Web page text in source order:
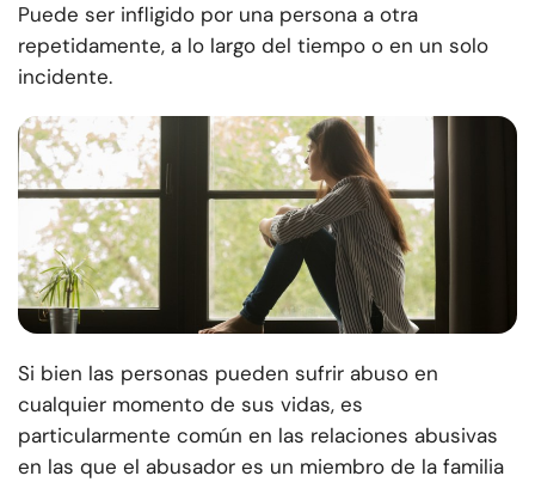
Puede ser infligido por una persona a otra
repetidamente, a lo largo del tiempo o en un solo
incidente.
Si bien las personas pueden sufrir abuso en
cualquier momento de sus vidas, es
particularmente común en las relaciones abusivas
en las que el abusador es un miembro de la familia